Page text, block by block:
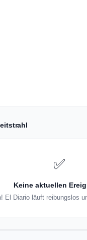
✅
Keine aktuellen
El Diario läuft reibungslos